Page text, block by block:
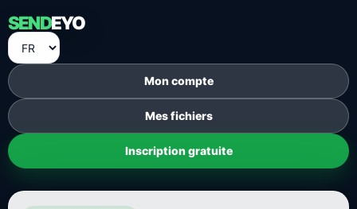
SENDEYO
Mon compte
Mes fichiers
Inscription gratuite